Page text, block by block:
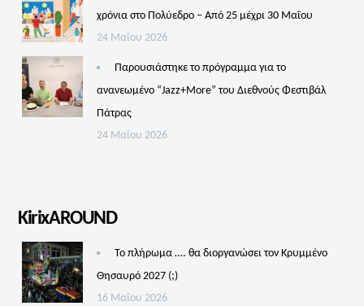
χρόνια στο Πολύεδρο – Από 25 μέχρι 30 Μαΐου
24 Μαΐου 2026
Παρουσιάστηκε το πρόγραμμα για το
ανανεωμένο “Jazz+More” του Διεθνούς Φεστιβάλ
Πάτρας
24 Μαΐου 2026
KirixAROUND
Το πλήρωμα …. θα διοργανώσει τον Κρυμμένο
Θησαυρό 2027 (;)
16 Μαΐου 2026